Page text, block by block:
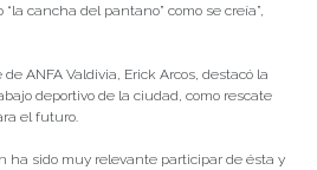
cancha del pantano” como se creía”,
ANFA Valdivia, Erick Arcos, destacó la
deportivo de la ciudad, como rescate
el futuro.
ha sido muy relevante participar de ésta y